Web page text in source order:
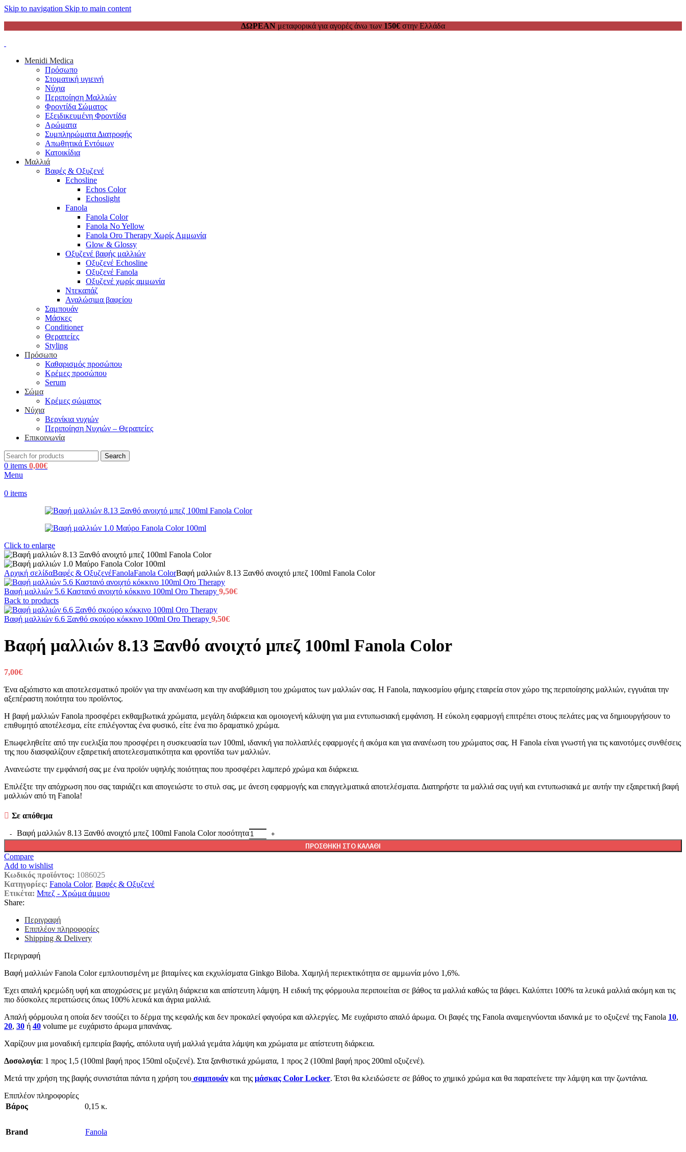
Skip to navigation Skip to main content
ΔΩΡΕΑΝ μεταφορικά για αγορές άνω των 150€ στην Ελλάδα
Menidi Medica
Πρόσωπο
Στοματική υγιεινή
Νύχια
Περιποίηση Μαλλιών
Φροντίδα Σώματος
Εξειδικευμένη Φροντίδα
Αρώματα
Συμπληρώματα Διατροφής
Απωθητικά Εντόμων
Κατοικίδια
Μαλλιά
Βαφές & Οξυζενέ
Echosline
Echos Color
Echoslight
Fanola
Fanola Color
Fanola No Yellow
Fanola Oro Therapy Χωρίς Αμμωνία
Glow & Glossy
Οξυζενέ βαφής μαλλιών
Οξυζενέ Echosline
Οξυζενέ Fanola
Οξυζενέ χωρίς αμμωνία
Ντεκαπάζ
Αναλώσιμα βαφείου
Σαμπουάν
Μάσκες
Conditioner
Θεραπείες
Styling
Πρόσωπο
Καθαρισμός προσώπου
Κρέμες προσώπου
Serum
Σώμα
Κρέμες σώματος
Νύχια
Βερνίκια νυχιών
Περιποίηση Νυχιών – Θεραπείες
Επικοινωνία
Search
0 items 0,00€
Menu
0 items
Click to enlarge
Αρχική σελίδαΒαφές & ΟξυζενέFanolaFanola ColorΒαφή μαλλιών 8.13 Ξανθό ανοιχτό μπεζ 100ml Fanola Color
Βαφή μαλλιών 5.6 Καστανό ανοιχτό κόκκινο 100ml Oro Therapy 9,50€
Back to products
Βαφή μαλλιών 6.6 Ξανθό σκούρο κόκκινο 100ml Oro Therapy 9,50€
Βαφή μαλλιών 8.13 Ξανθό ανοιχτό μπεζ 100ml Fanola Color
7,00€
Ένα αξιόπιστο και αποτελεσματικό προϊόν για την ανανέωση και την αναβάθμιση του χρώματος των μαλλιών σας. Η Fanola, παγκοσμίου φήμης εταιρεία στον χώρο της περιποίησης μαλλιών, εγγυάται την
αξεπέραστη ποιότητα του προϊόντος.
Η βαφή μαλλιών Fanola προσφέρει εκθαμβωτικά χρώματα, μεγάλη διάρκεια και ομοιογενή κάλυψη για μια εντυπωσιακή εμφάνιση. Η εύκολη εφαρμογή επιτρέπει στους πελάτες μας να δημιουργήσουν το
επιθυμητό αποτέλεσμα, είτε επιλέγοντας ένα φυσικό, είτε ένα πιο δραματικό χρώμα.
Επωφεληθείτε από την ευελιξία που προσφέρει η συσκευασία των 100ml, ιδανική για πολλαπλές εφαρμογές ή ακόμα και για ανανέωση του χρώματος σας. Η Fanola είναι γνωστή για τις καινοτόμες συνθέσεις
της που διασφαλίζουν εξαιρετική αποτελεσματικότητα και φροντίδα των μαλλιών.
Ανανεώστε την εμφάνισή σας με ένα προϊόν υψηλής ποιότητας που προσφέρει λαμπερό χρώμα και διάρκεια.
Επιλέξτε την απόχρωση που σας ταιριάζει και απογειώστε το στυλ σας, με άνεση εφαρμογής και επαγγελματικά αποτελέσματα. Διατηρήστε τα μαλλιά σας υγιή και εντυπωσιακά με αυτήν την εξαιρετική βαφή
μαλλιών από τη Fanola!
Σε απόθεμα
Βαφή μαλλιών 8.13 Ξανθό ανοιχτό μπεζ 100ml Fanola Color ποσότητα
ΠΡΟΣΘΉΚΗ ΣΤΟ ΚΑΛΆΘΙ
Compare
Add to wishlist
Κωδικός προϊόντος: 1086025
Κατηγορίες: Fanola Color, Βαφές & Οξυζενέ
Ετικέτα: Μπεζ - Χρώμα άμμου
Share:
Περιγραφή
Επιπλέον πληροφορίες
Shipping & Delivery
Περιγραφή
Βαφή μαλλιών Fanola Color εμπλουτισμένη με βιταμίνες και εκχυλίσματα Ginkgo Biloba. Χαμηλή περιεκτικότητα σε αμμωνία μόνο 1,6%.
Έχει απαλή κρεμώδη υφή και αποχρώσεις με μεγάλη διάρκεια και απίστευτη λάμψη. Η ειδική της φόρμουλα περιποιείται σε βάθος τα μαλλιά καθώς τα βάφει. Καλύπτει 100% τα λευκά μαλλιά ακόμη και τις
πιο δύσκολες περιπτώσεις όπως 100% λευκά και άγρια μαλλιά.
Απαλή φόρμουλα η οποία δεν τσούζει το δέρμα της κεφαλής και δεν προκαλεί φαγούρα και αλλεργίες. Με ευχάριστο απαλό άρωμα. Οι βαφές της Fanola αναμειγνύονται ιδανικά με το οξυζενέ της Fanola 10,
20, 30 ή 40 volume με ευχάριστο άρωμα μπανάνας.
Χαρίζουν μια μοναδική εμπειρία βαφής, απόλυτα υγιή μαλλιά γεμάτα λάμψη και χρώματα με απίστευτη διάρκεια.
Δοσολογία: 1 προς 1,5 (100ml βαφή προς 150ml οξυζενέ). Στα ξανθιστικά χρώματα, 1 προς 2 (100ml βαφή προς 200ml οξυζενέ).
Μετά την χρήση της βαφής συνιστάται πάντα η χρήση του σαμπουάν και της μάσκας Color Locker. Έτσι θα κλειδώσετε σε βάθος το χημικό χρώμα και θα παρατείνετε την λάμψη και την ζωντάνια.
Επιπλέον πληροφορίες
Βάρος
0,15 κ.
Brand Fanola